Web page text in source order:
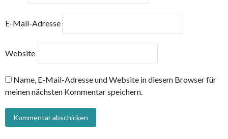
E-Mail-Adresse
Website
Name, E-Mail-Adresse und Website in diesem Browser für
meinen nächsten Kommentar speichern.